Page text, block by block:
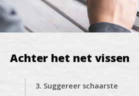
Achter het net vissen
3. Suggereer schaarste